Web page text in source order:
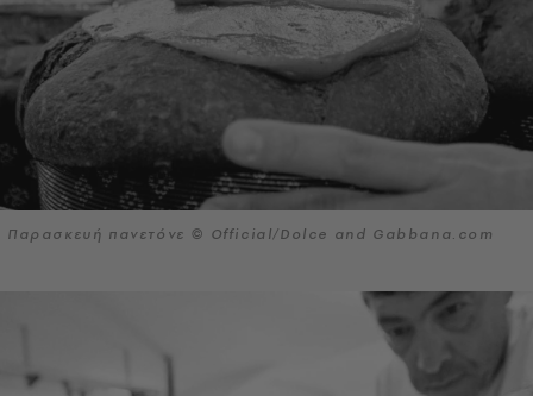
Παρασκευή πανετόνε © Official/Dolce and Gabbana.com